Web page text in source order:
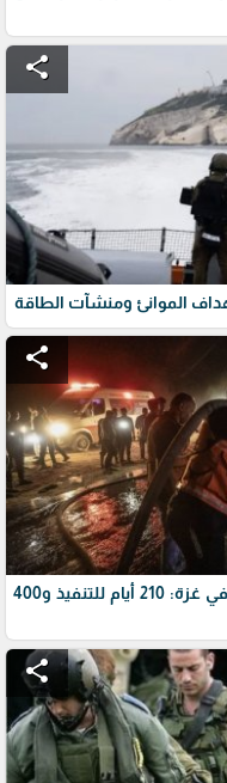
share
الموانئ ومنشآت الطاقة
share
تفاصيل جديدة حول اتفاق المرحلة الثانية في غزة: 210 أيام للتنفيذ و400
share